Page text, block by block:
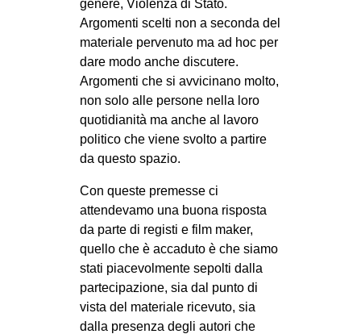
genere, Violenza di Stato.
Argomenti scelti non a seconda del
materiale pervenuto ma ad hoc per
dare modo anche discutere.
Argomenti che si avvicinano molto,
non solo alle persone nella loro
quotidianità ma anche al lavoro
politico che viene svolto a partire
da questo spazio.
Con queste premesse ci
attendevamo una buona risposta
da parte di registi e film maker,
quello che è accaduto è che siamo
stati piacevolmente sepolti dalla
partecipazione, sia dal punto di
vista del materiale ricevuto, sia
dalla presenza degli autori che